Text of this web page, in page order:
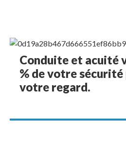
Conduite et acuité
% de votre sécurité
votre regard.